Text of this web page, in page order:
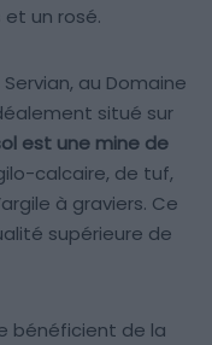
un rosé.
au Domaine
situé sur
est une mine de
calcaire, de tuf,
à graviers. Ce
supérieure de
bénéficient de la